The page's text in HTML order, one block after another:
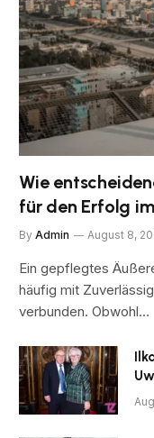
Wie
für den Erfolg
By Admin August 8,
Ein gepflegtes
häufig mit
verbunden. Obwohl…